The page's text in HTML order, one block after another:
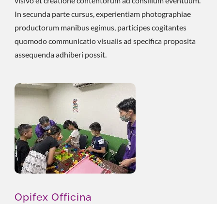
In secunda parte cursus, experientiam photographiae
productorum manibus egimus, participes cogitantes
quomodo communicatio visualis ad specifica proposita
assequenda adhiberi possit.
Opifex Officina